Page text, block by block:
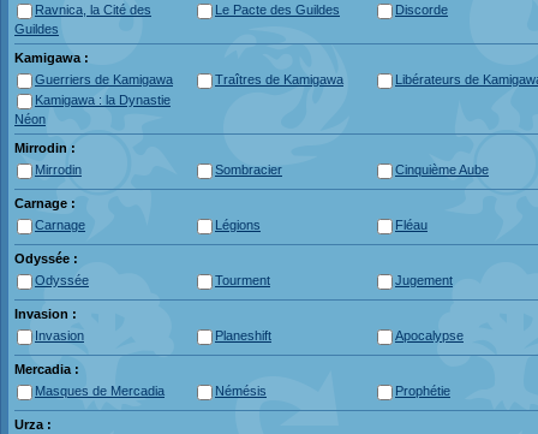
Ravnica, la Cité des
Guildes
Le Pacte des Guildes Discorde
Kamigawa :
Guerriers de Kamigawa
Traîtres de Kamigawa
Libérateurs de
Kamigawa : la Dynastie
Néon
Mirrodin :
Mirrodin
Sombracier Cinquième Aube
Carnage :
Carnage
Légions Fléau
Odyssée :
Odyssée
Tourment Jugement
Invasion :
Invasion
Planeshift Apocalypse
Mercadia :
Masques de Mercadia
Némésis Prophétie
Urza :